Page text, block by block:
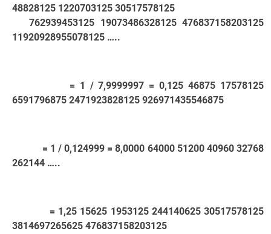
48828125 1220703125 30517578125
762939453125 19073486328125 476837158203125
11920928955078125 …..
= 1 / 7,9999997 = 0,125 46875 17578125
6591796875 2471923828125 926971435546875
= 1 / 0,124999 = 8,0000 64000 51200 40960 32768
262144 …..
= 1,25 15625 1953125 244140625 30517578125
3814697265625 476837158203125